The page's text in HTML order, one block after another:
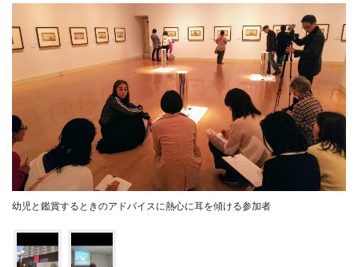
幼児と鑑賞するときのアドバイスに熱心に耳を傾ける参加者